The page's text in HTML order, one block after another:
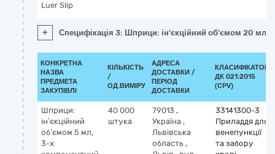
Luer Slip
+ Специфікація 3: Шприци: ін’єкційний об’ємом 20 мл,
КОНКРЕТНА
НАЗВА
ПРЕДМЕТА
ЗАКУПІВЛІ
КІЛЬКІСТЬ
/
ОД.ВИМІРУ
АДРЕСА
ДОСТАВКИ /
ПЕРІОД
ДОСТАВКИ
КЛАСИФІКАТОР
ДК 021:2015
(CPV)
Шприци:
ін’єкційний
об’ємом 5 мл,
3-х
40 000
штука
79013 ,
Україна ,
Львівська
область ,
33141300-3
Приладдя для
венепункції
та забору